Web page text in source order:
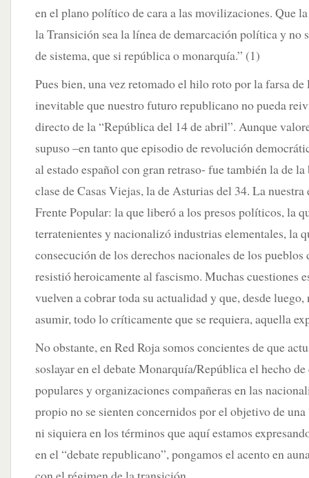
en el plano político de cara a las movilizaciones. Que
la Transición sea la línea de demarcación política y no
de sistema, que si república o monarquía.” (1)
Pues bien, una vez retomado el hilo roto por la farsa de
inevitable que nuestro futuro republicano no pueda
directo de la “República del 14 de abril”. Aunque
supuso –en tanto que episodio de revolución
al estado español con gran retraso- fue también la de
clase de Casas Viejas, la de Asturias del 34. La
Frente Popular: la que liberó a los presos políticos, la
terratenientes y nacionalizó industrias elementales, la
consecución de los derechos nacionales de los pueblos
resistió heroicamente al fascismo. Muchas cuestiones
vuelven a cobrar toda su actualidad y que, desde
asumir, todo lo críticamente que se requiera, aquella
No obstante, en Red Roja somos concientes de que
soslayar en el debate Monarquía/República el hecho
populares y organizaciones compañeras en las
propio no se sienten concernidos por el objetivo de
ni siquiera en los términos que aquí estamos
en el “debate republicano”, pongamos el acento en